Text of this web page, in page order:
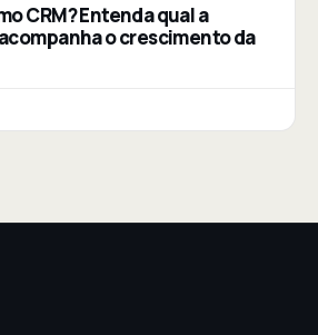
CRM? Entenda qual a
o crescimento da